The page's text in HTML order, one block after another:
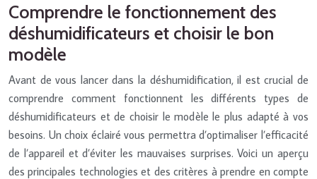
Comprendre le fonctionnement des
déshumidificateurs et choisir le bon
modèle
Avant de vous lancer dans la déshumidification, il est crucial de
comprendre comment fonctionnent les différents types de
déshumidificateurs et de choisir le modèle le plus adapté à vos
besoins. Un choix éclairé vous permettra d’optimaliser l’efficacité
de l’appareil et d’éviter les mauvaises surprises. Voici un aperçu
des principales technologies et des critères à prendre en compte